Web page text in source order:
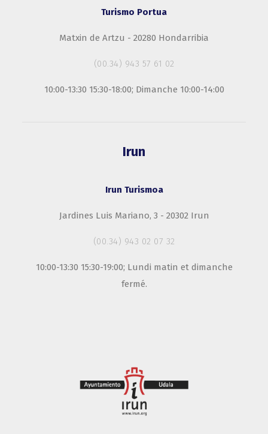
Turismo Portua
Matxin de Artzu - 20280 Hondarribia
(00.34) 943 57 61 02
10:00-13:30 15:30-18:00; Dimanche 10:00-14:00
Irun
Irun Turismoa
Jardines Luis Mariano, 3 - 20302 Irun
(00.34) 943 02 07 32
10:00-13:30 15:30-19:00; Lundi matin et dimanche
fermé.